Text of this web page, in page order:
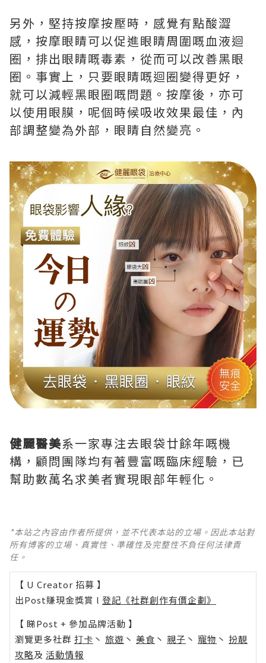
另外，堅持按摩按壓時，感覺有點酸澀
感，按摩眼睛可以促進眼睛周圍嘅血液迴
圈，排出眼睛嘅毒素，從而可以改善黑眼
圈。事實上，只要眼睛嘅迴圈變得更好，
就可以減輕黑眼圈嘅問題。按摩後，亦可
以使用眼膜，呢個時候吸收效果最佳，內
部調整變為外部，眼睛自然變亮。
健麗醫美系一家專注去眼袋廿餘年嘅機
構，顧問團隊均有著豐富嘅臨床經驗，已
幫助數萬名求美者實現眼部年輕化。
*本站之內容由作者所提供，並不代表本站的立場。因此本站對
所有博客的立場、真實性、準確性及完整性不負任何法律責
任。
【 U Creator 招募 】
出Post賺現金獎賞 l 登記《社群創作有價企劃》
【 睇Post + 參加品牌活動 】
瀏覽更多社群 打卡 丶 旅遊 丶 美食 丶 親子 丶 寵物 丶 扮靚
攻略及 活動情報